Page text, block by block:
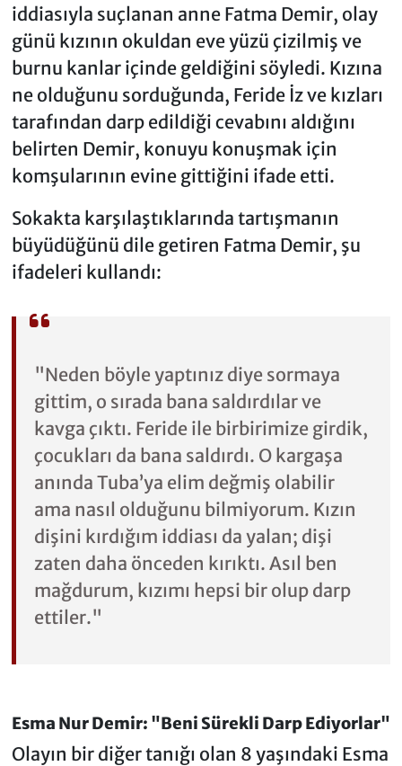
iddiasıyla suçlanan anne Fatma Demir, olay
günü kızının okuldan eve yüzü çizilmiş ve
burnu kanlar içinde geldiğini söyledi. Kızına
ne olduğunu sorduğunda, Feride İz ve kızları
tarafından darp edildiği cevabını aldığını
belirten Demir, konuyu konuşmak için
komşularının evine gittiğini ifade etti.
Sokakta karşılaştıklarında tartışmanın
büyüdüğünü dile getiren Fatma Demir, şu
ifadeleri kullandı:
"Neden böyle yaptınız diye sormaya
gittim, o sırada bana saldırdılar ve
kavga çıktı. Feride ile birbirimize girdik,
çocukları da bana saldırdı. O kargaşa
anında Tuba’ya elim değmiş olabilir
ama nasıl olduğunu bilmiyorum. Kızın
dişini kırdığım iddiası da yalan; dişi
zaten daha önceden kırıktı. Asıl ben
mağdurum, kızımı hepsi bir olup darp
ettiler."
Esma Nur Demir: "Beni Sürekli Darp Ediyorlar"
Olayın bir diğer tanığı olan 8 yaşındaki Esma